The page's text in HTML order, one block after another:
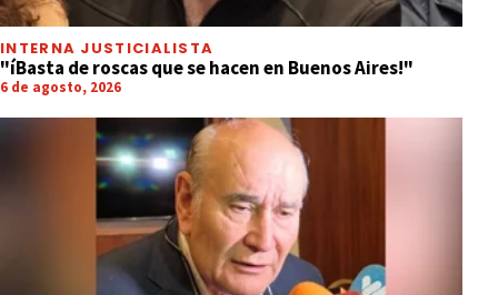
INTERNA JUSTICIALISTA
"íBasta de roscas que se hacen en Buenos Aires!"
6 de agosto, 2026